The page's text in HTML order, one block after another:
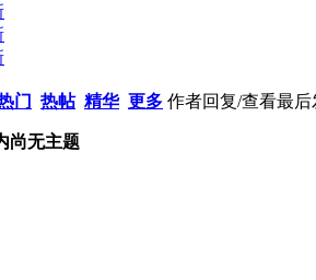
门 热帖 精华 更多 作者回复/查看最后
尚无主题